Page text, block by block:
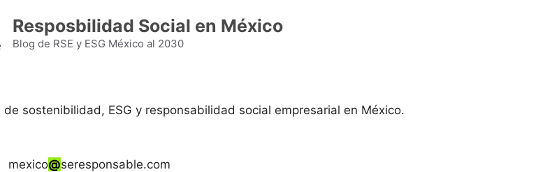
Resposbilidad Social en México
Blog de RSE y ESG México al 2030
sostenibilidad, ESG y responsabilidad social empresarial en México.
mexico@seresponsable.com